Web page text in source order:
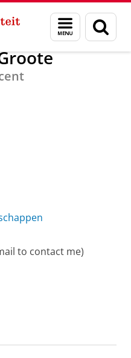
Menu
en
zoeken
Groote
to contact me)